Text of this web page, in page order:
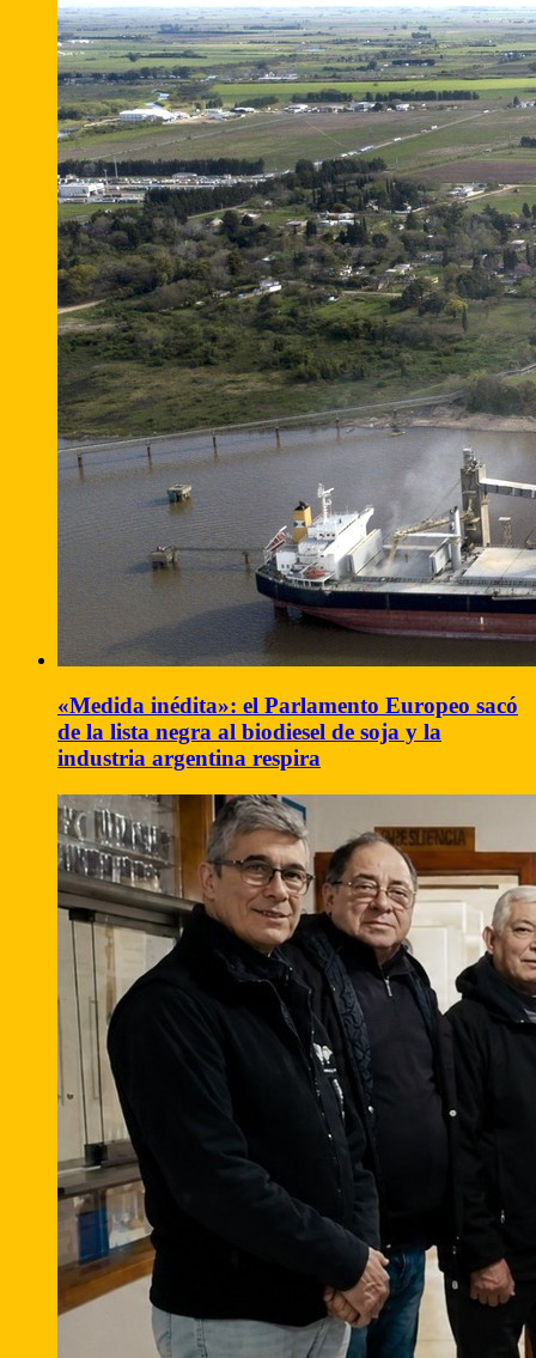
«Medida inédita»: el Parlamento Europeo sacó
de la lista negra al biodiesel de soja y la
industria argentina respira